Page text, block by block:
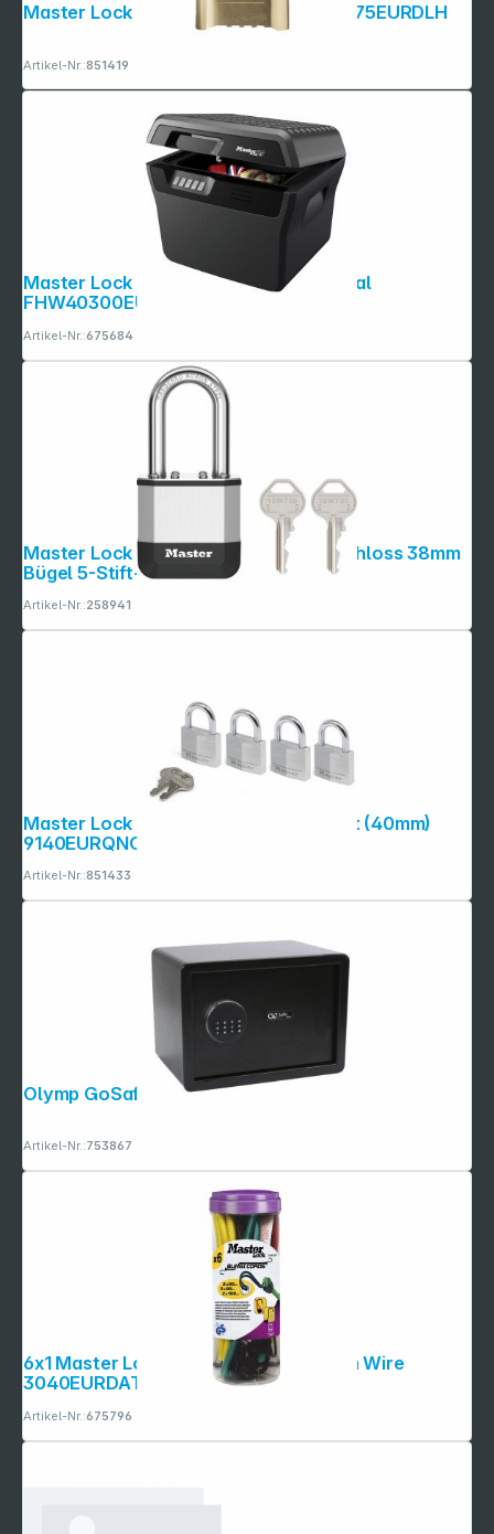
Master Lock Zahlenschloss aus Zink 175EURDLH
Artikel-Nr.:851419
Master Lock Sicherheitskassette digital
FHW40300EURHRO
Artikel-Nr.:675684
Master Lock Elite 45mm Vorhänge- schloss 38mm
Bügel 5-Stift-Zyl.
Artikel-Nr.:258941
Master Lock Vorhängeschloss 4er Set (40mm)
9140EURQNOP
Artikel-Nr.:851433
Olymp GoSafe 110 schwarz
Artikel-Nr.:753867
6x1 Master Lock Gummispannseil Twin Wire
3040EURDAT
Artikel-Nr.:675796